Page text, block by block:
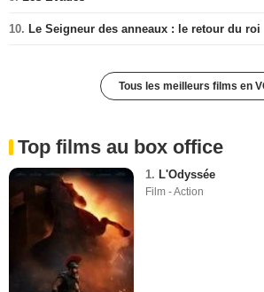
10. Le Seigneur des anneaux : le retour du roi
Tous les meilleurs films en
Top films au box office
1. L'Odyssée
Film - Action